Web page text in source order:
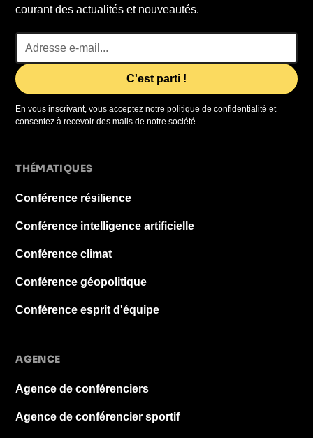
courant des actualités et nouveautés.
En vous inscrivant, vous acceptez notre politique de confidentialité et
consentez à recevoir des mails de notre société.
THÉMATIQUES
Conférence résilience
Conférence intelligence artificielle
Conférence climat
Conférence géopolitique
Conférence esprit d'équipe
AGENCE
Agence de conférenciers
Agence de conférencier sportif